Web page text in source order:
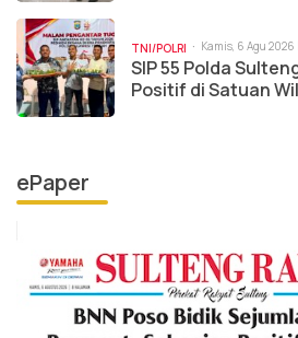
TNI/POLRI Kamis, 6 Agu 2026
SIP 55 Polda
Positif di Satuan
ePaper